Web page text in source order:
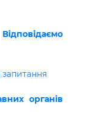
органів